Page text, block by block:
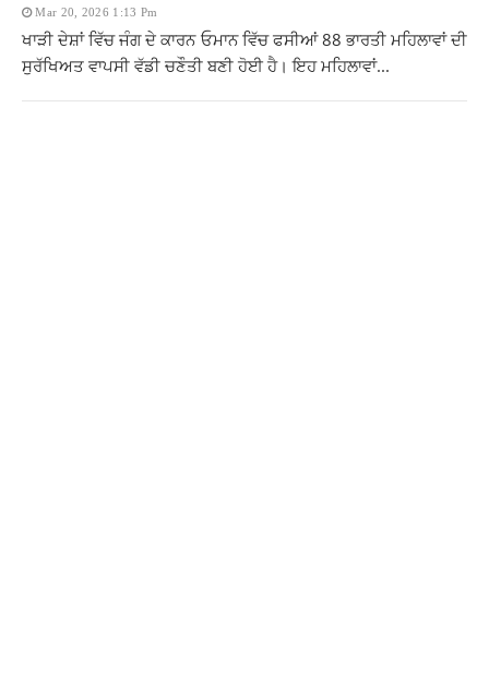
Mar 20, 2026 1:13 Pm
ਖਾੜੀ ਦੇਸ਼ਾਂ ਵਿੱਚ ਜੰਗ ਦੇ ਕਾਰਨ ਓਮਾਨ ਵਿੱਚ ਫਸੀਆਂ 88 ਭਾਰਤੀ ਮਹਿਲਾਵਾਂ ਦੀ
ਸੁਰੱਖਿਅਤ ਵਾਪਸੀ ਵੱਡੀ ਚਣੌਤੀ ਬਣੀ ਹੋਈ ਹੈ। ਇਹ ਮਹਿਲਾਵਾਂ...